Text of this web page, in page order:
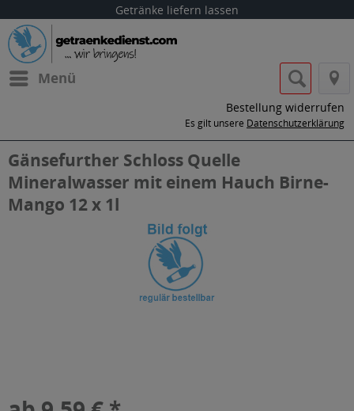
Getränke liefern lassen
Menü
Bestellung widerrufen
Es gilt unsere Datenschutzerklärung
Gänsefurther Schloss Quelle
Mineralwasser mit einem Hauch Birne-
Mango 12 x 1l